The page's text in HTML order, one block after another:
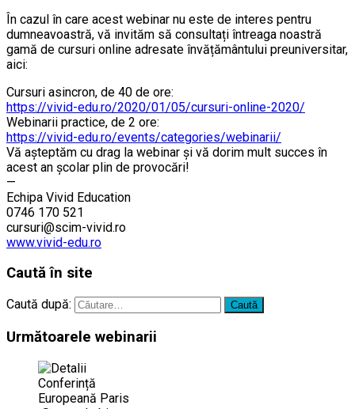
În cazul în care acest webinar nu este de interes pentru
dumneavoastră, vă invităm să consultați întreaga noastră
gamă de cursuri online adresate învățământului preuniversitar,
aici:
Cursuri asincron, de 40 de ore:
https://vivid-edu.ro/2020/01/05/cursuri-online-2020/
Webinarii practice, de 2 ore:
https://vivid-edu.ro/events/categories/webinarii/
Vă aşteptăm cu drag la webinar şi vă dorim mult succes în
acest an şcolar plin de provocări!
—
Echipa Vivid Education
0746 170 521
cursuri@scim-vivid.ro
www.vivid-edu.ro
Caută în site
Caută după:
Următoarele webinarii